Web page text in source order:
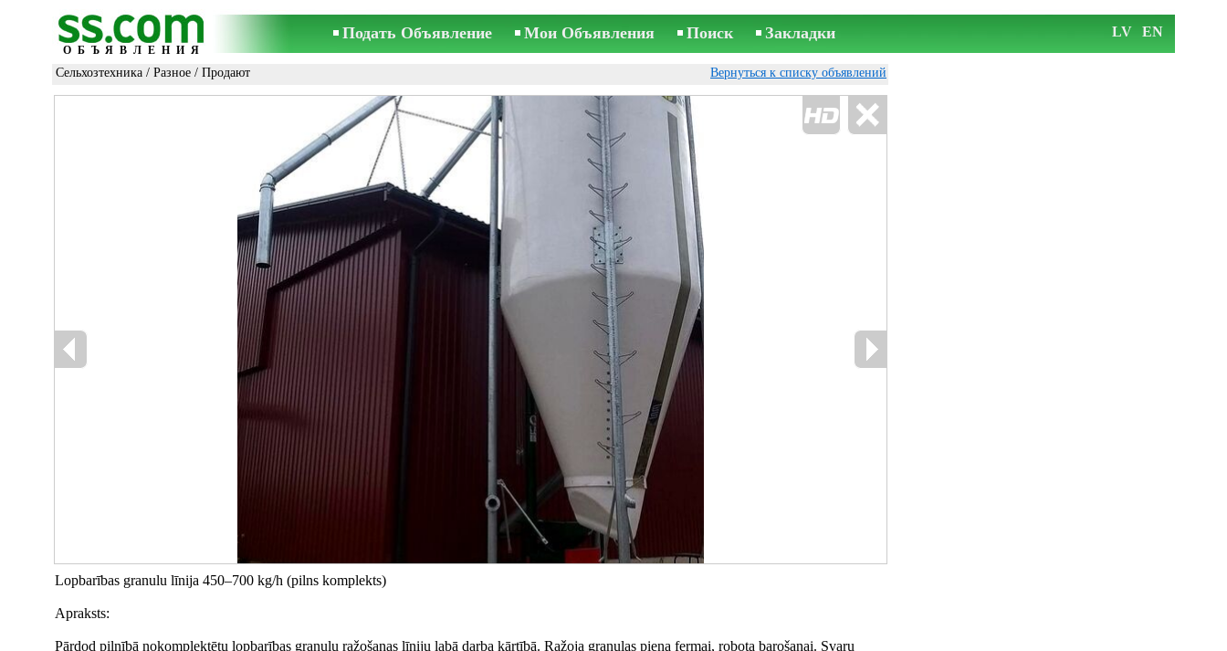
ОБЪЯВЛЕНИЯ
Подать Объявление Мои Объявления Поиск Закладки LV EN
Сельхозтехника / Разное / Продают Вернуться к списку объявлений
Lopbarības granulu līnija 450–700 kg/h (pilns komplekts)
Apraksts:
Pārdod pilnībā nokomplektētu lopbarības granulu ražošanas līniju labā darba kārtībā. Ražoja granulas piena fermai, robota barošanai. Svaru